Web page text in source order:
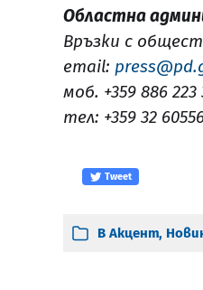
Областна
Връзки с
email:
моб. +359 886 223
тел: +359 32
Tweet
В Акцент,